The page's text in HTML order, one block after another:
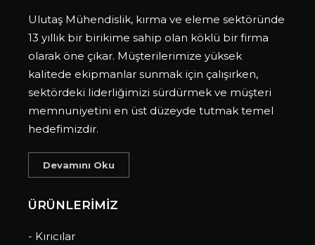
Ulutaş Mühendislik, kırma ve eleme sektöründe
13 yıllık bir birikime sahip olan köklü bir firma
olarak öne çıkar. Müşterilerimize yüksek
kalitede ekipmanlar sunmak için çalışırken,
sektördeki liderliğimizi sürdürmek ve müşteri
memnuniyetini en üst düzeyde tutmak temel
hedefimizdir.
Devamını Oku
ÜRÜNLERİMİZ
- Kırıcılar